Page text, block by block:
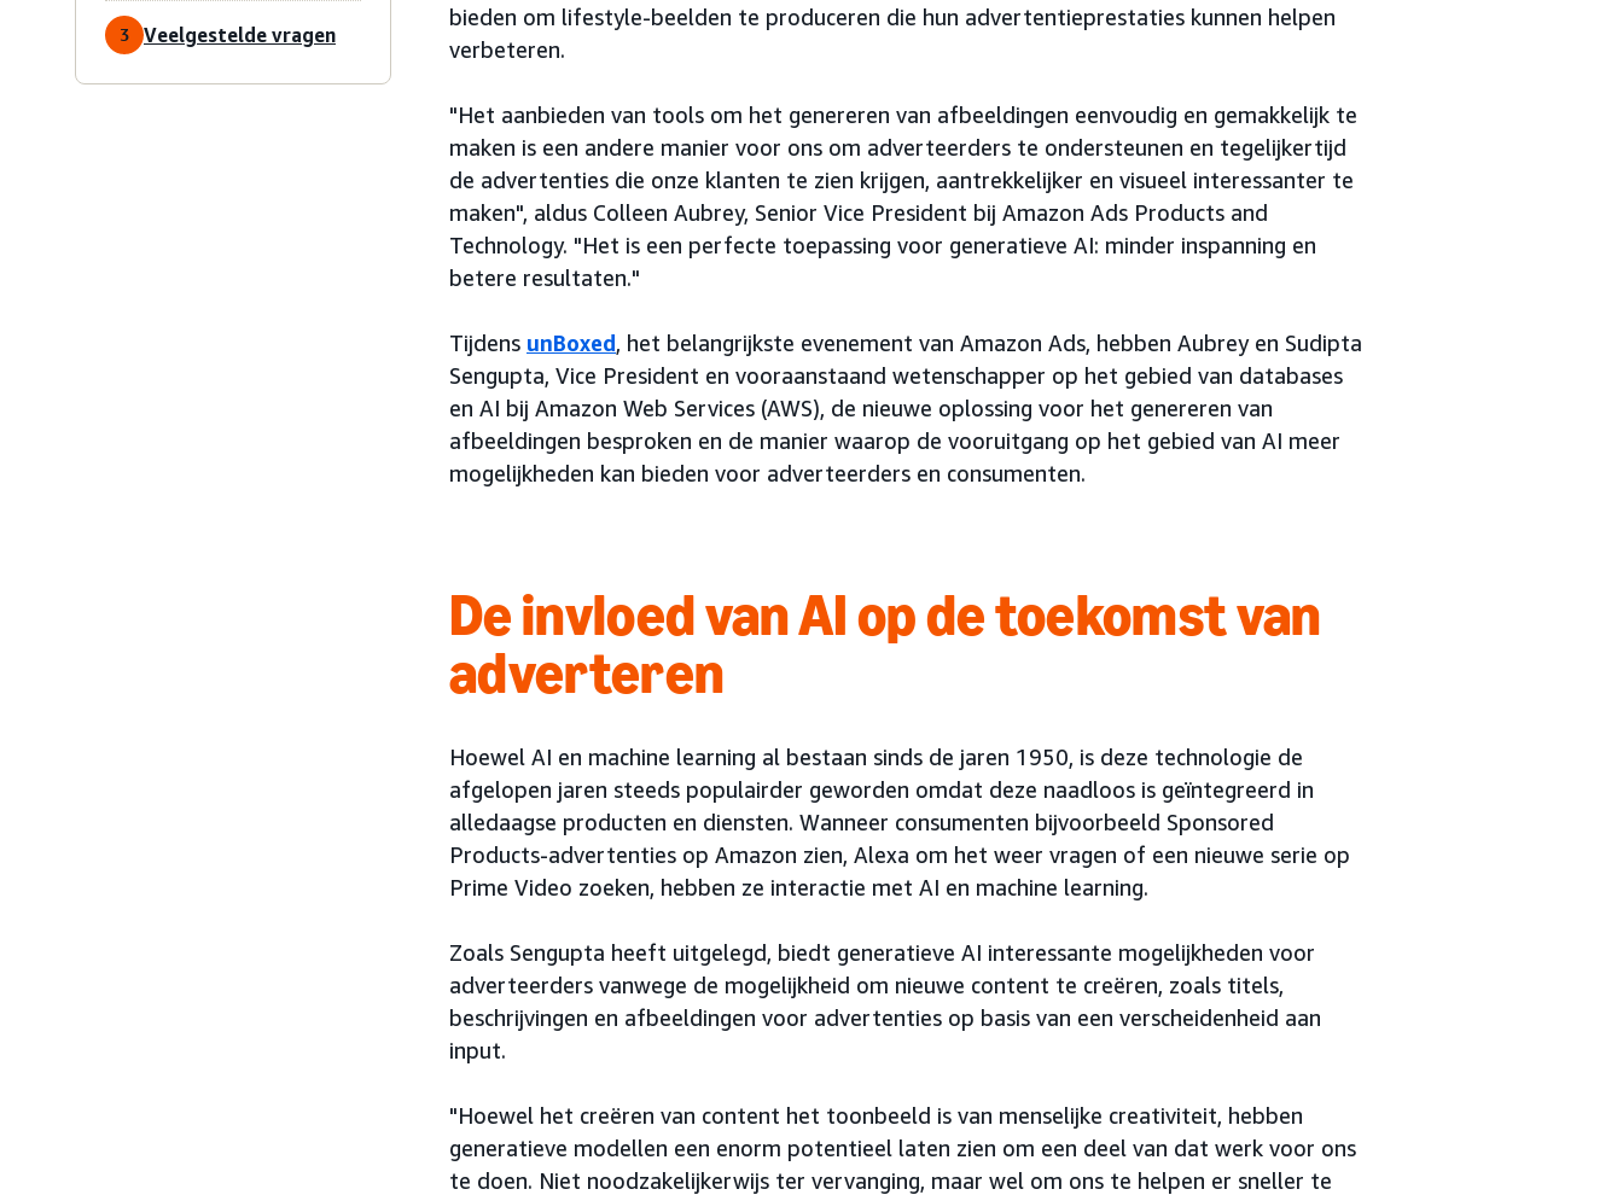
3 Veelgestelde vragen
bieden om lifestyle-beelden te produceren die hun advertentieprestaties kunnen helpen
verbeteren.
"Het aanbieden van tools om het genereren van afbeeldingen eenvoudig en gemakkelijk te
maken is een andere manier voor ons om adverteerders te ondersteunen en tegelijkertijd
de advertenties die onze klanten te zien krijgen, aantrekkelijker en visueel interessanter te
maken", aldus Colleen Aubrey, Senior Vice President bij Amazon Ads Products and
Technology. "Het is een perfecte toepassing voor generatieve AI: minder inspanning en
betere resultaten."
Tijdens unBoxed, het belangrijkste evenement van Amazon Ads, hebben Aubrey en Sudipta
Sengupta, Vice President en vooraanstaand wetenschapper op het gebied van databases
en AI bij Amazon Web Services (AWS), de nieuwe oplossing voor het genereren van
afbeeldingen besproken en de manier waarop de vooruitgang op het gebied van AI meer
mogelijkheden kan bieden voor adverteerders en consumenten.
De invloed van AI op de toekomst van
adverteren
Hoewel AI en machine learning al bestaan sinds de jaren 1950, is deze technologie de
afgelopen jaren steeds populairder geworden omdat deze naadloos is geïntegreerd in
alledaagse producten en diensten. Wanneer consumenten bijvoorbeeld Sponsored
Products-advertenties op Amazon zien, Alexa om het weer vragen of een nieuwe serie op
Prime Video zoeken, hebben ze interactie met AI en machine learning.
Zoals Sengupta heeft uitgelegd, biedt generatieve AI interessante mogelijkheden voor
adverteerders vanwege de mogelijkheid om nieuwe content te creëren, zoals titels,
beschrijvingen en afbeeldingen voor advertenties op basis van een verscheidenheid aan
input.
"Hoewel het creëren van content het toonbeeld is van menselijke creativiteit, hebben
generatieve modellen een enorm potentieel laten zien om een deel van dat werk voor ons
te doen. Niet noodzakelijkerwijs ter vervanging, maar wel om ons te helpen er sneller te